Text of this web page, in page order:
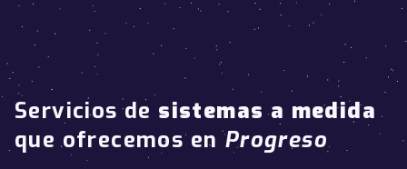
Servicios de sistemas a medida
que ofrecemos enProgreso